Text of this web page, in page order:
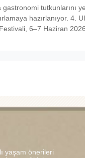
gastronomi tutkunlarını
hazırlanıyor. 4.
6–7 Haziran
yaşam önerileri